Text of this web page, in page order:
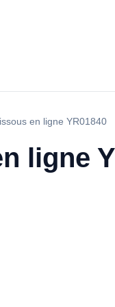
en ligne YR01840
ligne